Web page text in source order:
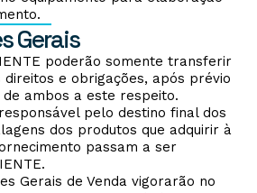
Gerais
poderão somente transferir
e obrigações, após prévio
ambos a este respeito.
pelo destino final dos
dos produtos que adquirir à
passam a ser
Gerais de Venda vigorarão no